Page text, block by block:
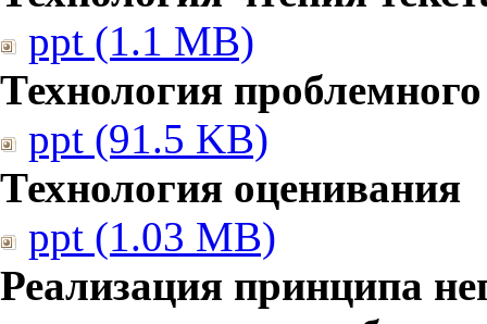
ppt (1.1 MB)
Технология
ppt (91.5 KB)
Технология оценивания
ppt (1.03 MB)
Реализация принципа